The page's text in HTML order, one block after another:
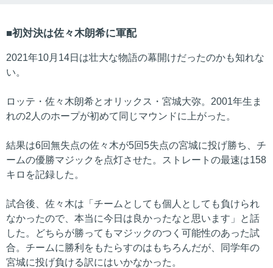
初対決は佐々木朗希に軍配
2021年10月14日は壮大な物語の幕開けだったのかも知れな
い。
ロッテ・佐々木朗希とオリックス・宮城大弥。2001年生ま
れの2人のホープが初めて同じマウンドに上がった。
結果は6回無失点の佐々木が5回5失点の宮城に投げ勝ち、チ
ームの優勝マジックを点灯させた。ストレートの最速は158
キロを記録した。
試合後、佐々木は「チームとしても個人としても負けられ
なかったので、本当に今日は良かったなと思います」と話
した。どちらが勝ってもマジックのつく可能性のあった試
合。チームに勝利をもたらすのはもちろんだが、同学年の
宮城に投げ負ける訳にはいかなかった。